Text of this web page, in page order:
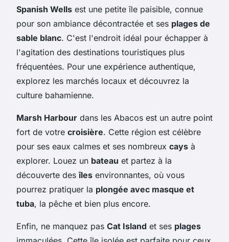
Spanish Wells est une petite île paisible, connue
pour son ambiance décontractée et ses plages de
sable blanc. C'est l'endroit idéal pour échapper à
l'agitation des destinations touristiques plus
fréquentées. Pour une expérience authentique,
explorez les marchés locaux et découvrez la
culture bahamienne.
Marsh Harbour dans les Abacos est un autre point
fort de votre croisière. Cette région est célèbre
pour ses eaux calmes et ses nombreux cays à
explorer. Louez un bateau et partez à la
découverte desîles environnantes, où vous
pourrez pratiquer la plongée avec masque et
tuba, la pêche et bien plus encore.
Enfin, ne manquez pas Cat Island et ses plages